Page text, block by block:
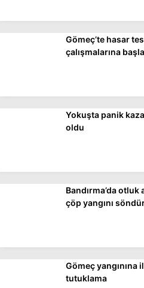
Gömeç’te hasar
çalışmalarına
Yokuşta panik
oldu
Bandırma’da otluk
çöp yangını
Gömeç yangınına
tutuklama